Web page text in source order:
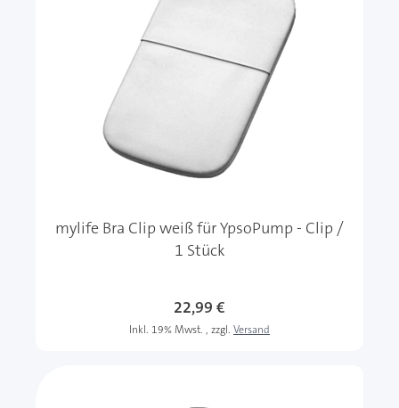
mylife Bra Clip weiß für YpsoPump - Clip /
1 Stück
22,99 €
Inkl. 19% Mwst. , zzgl. Versand